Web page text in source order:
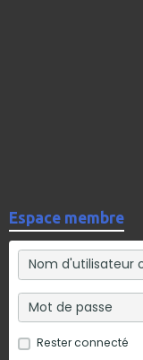
Espace membre
Rester connecté